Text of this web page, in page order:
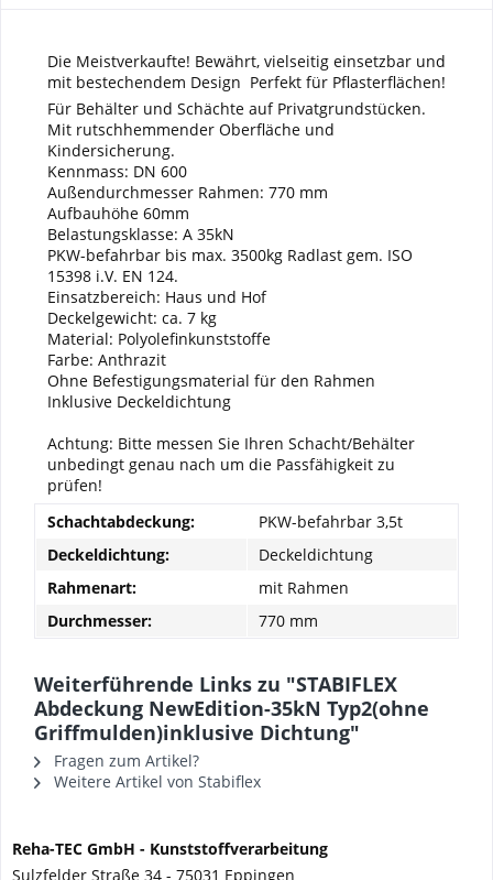
Die Meistverkaufte! Bewährt, vielseitig einsetzbar und
mit bestechendem Design  Perfekt für Pflasterflächen!
Für Behälter und Schächte auf Privatgrundstücken.
Mit rutschhemmender Oberfläche und
Kindersicherung.
Kennmass: DN 600
Außendurchmesser Rahmen: 770 mm
Aufbauhöhe 60mm
Belastungsklasse: A 35kN
PKW-befahrbar bis max. 3500kg Radlast gem. ISO
15398 i.V. EN 124.
Einsatzbereich: Haus und Hof
Deckelgewicht: ca. 7 kg
Material: Polyolefinkunststoffe
Farbe: Anthrazit
Ohne Befestigungsmaterial für den Rahmen
Inklusive Deckeldichtung
Achtung: Bitte messen Sie Ihren Schacht/Behälter
unbedingt genau nach um die Passfähigkeit zu
prüfen!
Schachtabdeckung:
PKW-befahrbar 3,5t
Deckeldichtung:
Deckeldichtung
Rahmenart:
mit Rahmen
Durchmesser:
770 mm
Weiterführende Links zu "STABIFLEX
Abdeckung NewEdition-35kN Typ2(ohne
Griffmulden)inklusive Dichtung"
Fragen zum Artikel?
Weitere Artikel von Stabiflex
Reha-TEC GmbH - Kunststoffverarbeitung
Sulzfelder Straße 34 - 75031 Eppingen